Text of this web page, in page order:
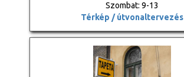
Szombat: 9-13
Térkép / útvonaltervezés